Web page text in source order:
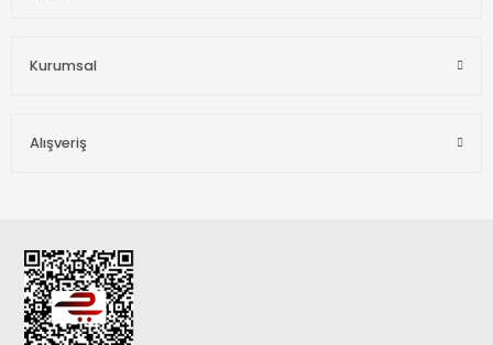
Kurumsal
Alışveriş